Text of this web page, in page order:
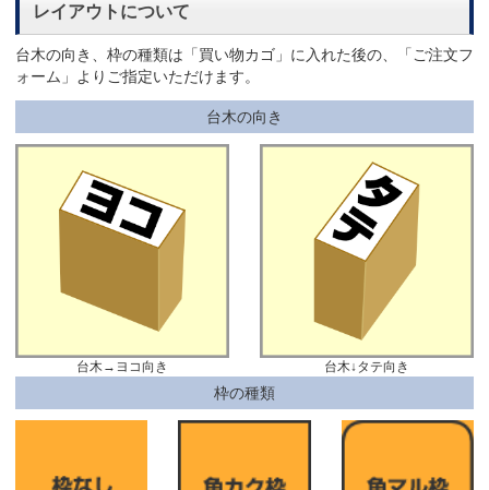
レイアウトについて
台木の向き、枠の種類は「買い物カゴ」に入れた後の、「ご注文フ
ォーム」よりご指定いただけます。
台木の向き
台木→ヨコ向き 台木↓タテ向き
枠の種類